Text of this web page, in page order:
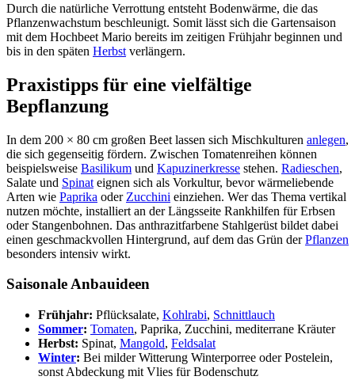
Durch die natürliche Verrottung entsteht Bodenwärme, die das
Pflanzenwachstum beschleunigt. Somit lässt sich die Gartensaison
mit dem Hochbeet Mario bereits im zeitigen Frühjahr beginnen und
bis in den späten Herbst verlängern.
Praxistipps für eine vielfältige
Bepflanzung
In dem 200 × 80 cm großen Beet lassen sich Mischkulturen anlegen,
die sich gegenseitig fördern. Zwischen Tomatenreihen können
beispielsweise Basilikum und Kapuzinerkresse stehen. Radieschen,
Salate und Spinat eignen sich als Vorkultur, bevor wärmeliebende
Arten wie Paprika oder Zucchini einziehen. Wer das Thema vertikal
nutzen möchte, installiert an der Längsseite Rankhilfen für Erbsen
oder Stangenbohnen. Das anthrazitfarbene Stahlgerüst bildet dabei
einen geschmackvollen Hintergrund, auf dem das Grün derPflanzen
besonders intensiv wirkt.
Saisonale Anbauideen
Frühjahr: Pflücksalate, Kohlrabi, Schnittlauch
Sommer: Tomaten, Paprika, Zucchini, mediterrane Kräuter
Herbst: Spinat, Mangold, Feldsalat
Winter: Bei milder Witterung Winterporree oder Postelein,
sonst Abdeckung mit Vlies für Bodenschutz